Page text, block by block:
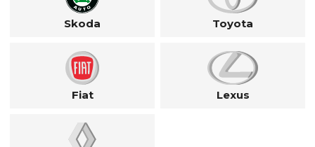
Skoda Toyota
Fiat Lexus